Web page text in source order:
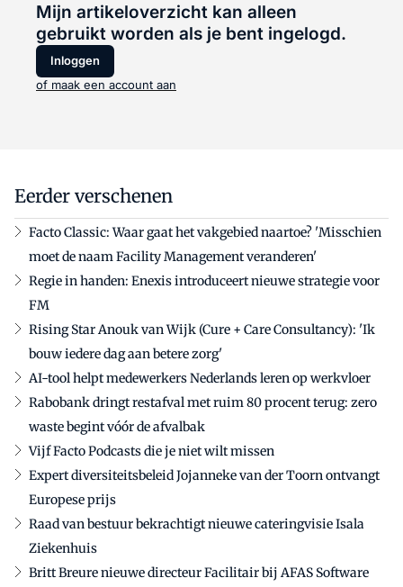
Mijn artikeloverzicht kan alleen
gebruikt worden als je bent ingelogd.
Inloggen
of maak een account aan
Eerder verschenen
Facto Classic: Waar gaat het vakgebied naartoe? 'Misschien
moet de naam Facility Management veranderen'
Regie in handen: Enexis introduceert nieuwe strategie voor
FM
Rising Star Anouk van Wijk (Cure + Care Consultancy): 'Ik
bouw iedere dag aan betere zorg'
AI-tool helpt medewerkers Nederlands leren op werkvloer
Rabobank dringt restafval met ruim 80 procent terug: zero
waste begint vóór de afvalbak
Vijf Facto Podcasts die je niet wilt missen
Expert diversiteitsbeleid Jojanneke van der Toorn ontvangt
Europese prijs
Raad van bestuur bekrachtigt nieuwe cateringvisie Isala
Ziekenhuis
Britt Breure nieuwe directeur Facilitair bij AFAS Software